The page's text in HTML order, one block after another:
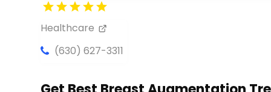
Healthcare
(630) 627-3311